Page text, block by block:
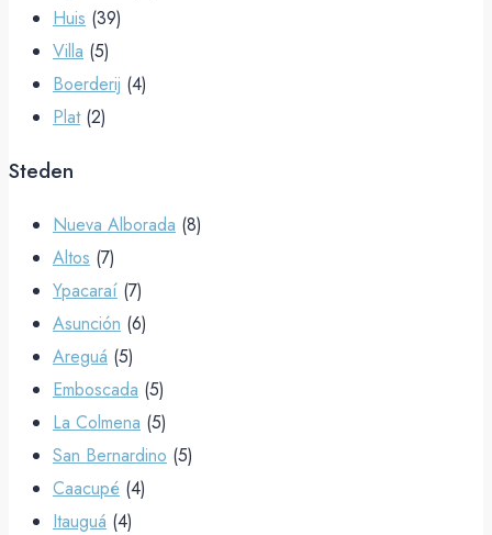
Huis (39)
Villa (5)
Boerderij (4)
Plat (2)
Steden
Nueva Alborada (8)
Altos (7)
Ypacaraí (7)
Asunción (6)
Areguá (5)
Emboscada (5)
La Colmena (5)
San Bernardino (5)
Caacupé (4)
Itauguá (4)